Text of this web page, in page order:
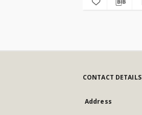
CONTACT DETAILS
Address